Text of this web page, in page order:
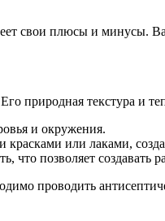
свои плюсы и минусы.
природная текстура
и окружения.
или лаками,
что позволяет создавать
проводить